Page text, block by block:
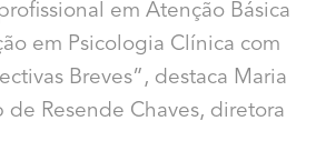
em Atenção Básica
em Psicologia Clínica com
Breves”, destaca Maria
de Resende Chaves, diretora